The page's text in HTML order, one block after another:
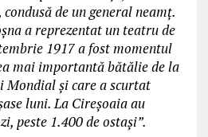
de un general neamț.
a reprezentat un teatru de
1917 a fost momentul
mai importantă bătălie de la
Mondial și care a scurtat
luni. La Cireșoaia au
peste 1.400 de ostași”.